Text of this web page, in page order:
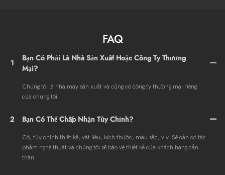
FAQ
1
Bạn Có Phải Là Nhà Sản Xuất Hoặc Công Ty Thương
Mại?
Chúng tôi là nhà máy sản xuất và cũng có công ty thương mại riêng
của chúng tôi.
2 Bạn Có Thể Chấp Nhận Tùy Chỉnh?
Có, tùy chỉnh thiết kế, vật liệu, kích thước, màu sắc, v.v. Sẽ cần có tác
phẩm nghệ thuật và chúng tôi sẽ bảo vệ thiết kế của khách hàng cẩn
thận.